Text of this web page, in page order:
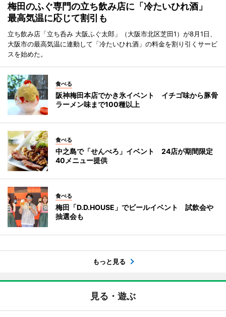
梅田のふぐ専門の立ち飲み店に「冷たいひれ酒」
最高気温に応じて割引も
立ち飲み店「立ち呑み 大阪ふぐ太郎」（大阪市北区芝田1）が8月1日、
大阪市の最高気温に連動して「冷たいひれ酒」の料金を割り引くサービ
スを始めた。
食べる
阪神梅田本店でかき氷イベント イチゴ味から豚骨
ラーメン味まで100種以上
食べる
中之島で「せんべろ」イベント 24店が期間限定
40メニュー提供
食べる
梅田「D.D.HOUSE」でビールイベント 試飲会や
抽選会も
もっと見る
見る・遊ぶ